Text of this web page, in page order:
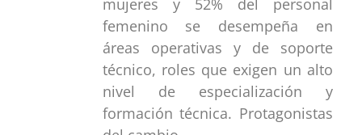
mujeres y 52% del personal
femenino se desempeña en
áreas operativas y de soporte
técnico, roles que exigen un alto
nivel de especialización y
formación técnica. Protagonistas